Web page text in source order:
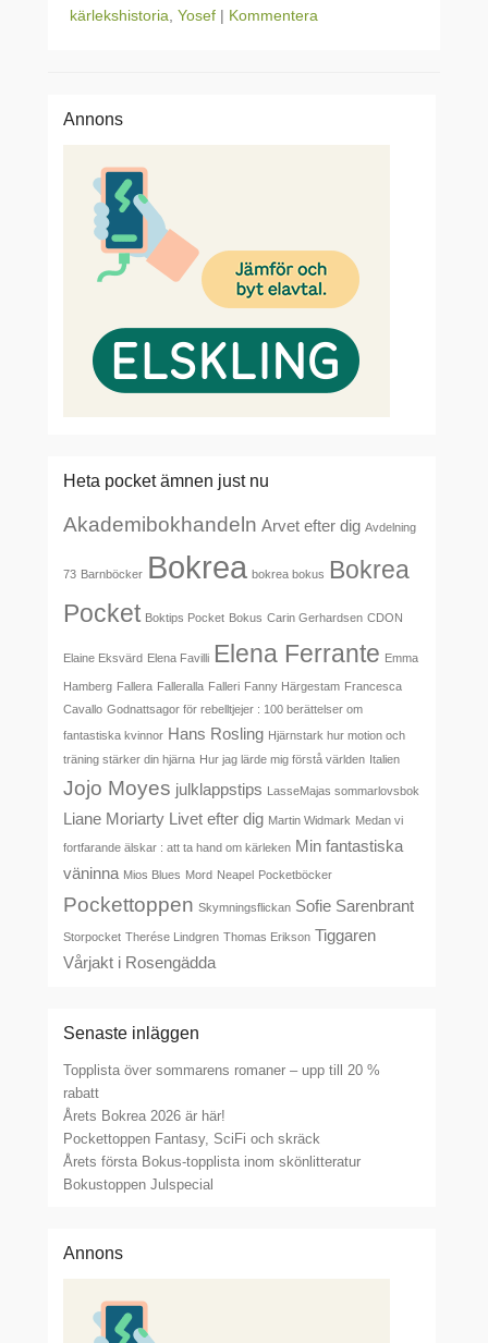
kärlekshistoria Yosef | Kommentera
Annons
Heta pocket ämnen just nu
Akademibokhandeln Arvet efter dig Avdelning
73 Barnböcker Bokrea bokrea bokus Bokrea
Pocket Boktips Pocket Bokus Carin Gerhardsen CDON
Elaine Eksvärd Elena Favilli Elena Ferrante Emma
Hamberg Fallera Falleralla Falleri Fanny Härgestam Francesca
Cavallo Godnattsagor för rebelltjejer : 100 berättelser om
fantastiska kvinnor Hans Rosling Hjärnstark hur motion och
träning stärker din hjärna Hur jag lärde mig förstå världen Italien
Jojo Moyes julklappstips LasseMajas sommarlovsbok
Liane Moriarty Livet efter dig Martin Widmark Medan vi
fortfarande älskar : att ta hand om kärleken Min fantastiska
väninna Mios Blues Mord Neapel Pocketböcker
Pockettoppen Skymningsflickan Sofie Sarenbrant
Storpocket Therése Lindgren Thomas Erikson Tiggaren
Vårjakt i Rosengädda
Senaste inläggen
Topplista över sommarens romaner – upp till 20 %
rabatt
Årets Bokrea 2026 är här!
Pockettoppen Fantasy, SciFi och skräck
Årets första Bokus-topplista inom skönlitteratur
Bokustoppen Julspecial
Annons